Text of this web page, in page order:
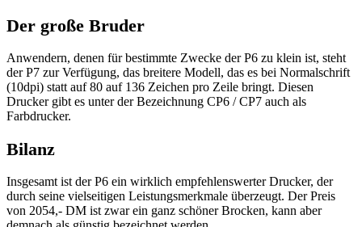
Der große Bruder
Anwendern, denen für bestimmte Zwecke der P6 zu klein ist, steht
der P7 zur Verfügung, das breitere Modell, das es bei Normalschrift
(10dpi) statt auf 80 auf 136 Zeichen pro Zeile bringt. Diesen
Drucker gibt es unter der Bezeichnung CP6 / CP7 auch als
Farbdrucker.
Bilanz
Insgesamt ist der P6 ein wirklich empfehlenswerter Drucker, der
durch seine vielseitigen Leistungsmerkmale überzeugt. Der Preis
von 2054,- DM ist zwar ein ganz schöner Brocken, kann aber